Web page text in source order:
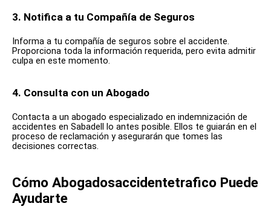
3. Notifica a tu Compañía de Seguros
Informa a tu compañía de seguros sobre el accidente.
Proporciona toda la información requerida, pero evita admitir
culpa en este momento.
4. Consulta con un Abogado
Contacta a un abogado especializado en indemnización de
accidentes en Sabadell lo antes posible. Ellos te guiarán en el
proceso de reclamación y asegurarán que tomes las
decisiones correctas.
Cómo Abogadosaccidentetrafico Puede
Ayudarte